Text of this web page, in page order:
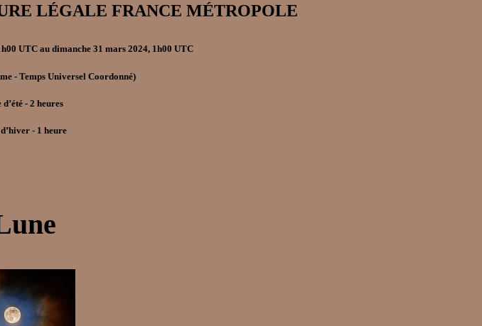
LÉGALE FRANCE MÉTROPOLE
UTCau dimanche 31 mars 2024, 1h00 UTC
- Temps Universel Coordonné)
- 2 heures
- 1 heure